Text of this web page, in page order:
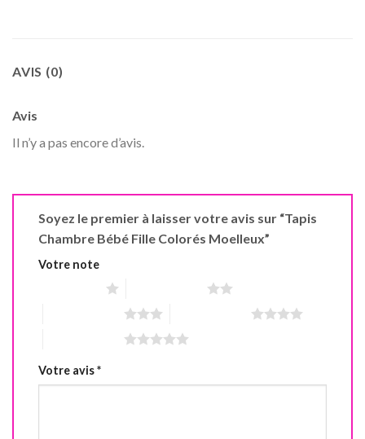
AVIS (0)
Avis
Il n’y a pas encore d’avis.
Soyez le premier à laisser votre avis sur “Tapis
Chambre Bébé Fille Colorés Moelleux”
Votre note
Votre avis*